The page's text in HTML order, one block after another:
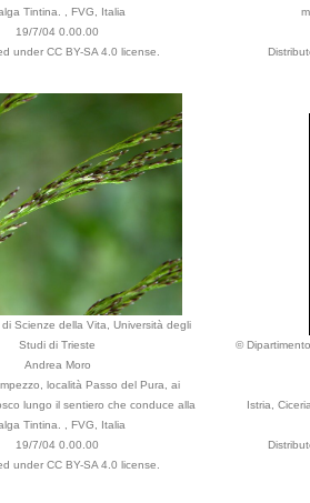
Tintina. , FVG, Italia
19/7/04 0.00.00
under CC BY-SA 4.0 license.
Scienze della Vita, Università degli
Studi di Trieste
Andrea Moro
località Passo del Pura, ai
lungo il sentiero che conduce alla
Tintina. , FVG, Italia
19/7/04 0.00.00
under CC BY-SA 4.0 license.
©
Istria,